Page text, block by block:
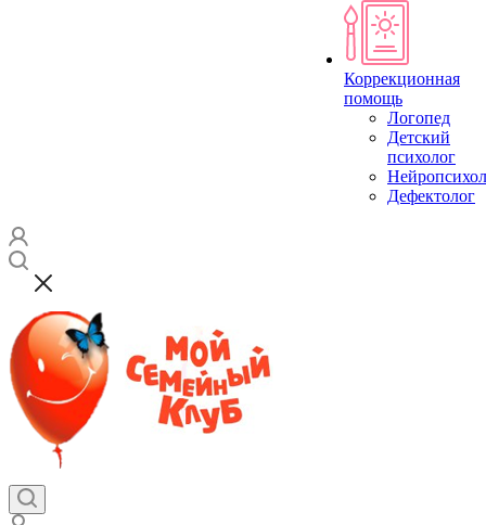
Коррекционная
помощь
Логопед
Детский
психолог
Дефектолог